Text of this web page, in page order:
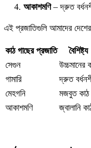
আকাশমণি– দ্রুত
এই প্রজাতিগুলি আমাদের
কাঠ গাছের প্রজাতি
বৈশিষ্ট্য
সেগুন
উচ্চমানের
গামারি
দ্রুত
মেহগনি
মজবুত কাঠ
আকাশমণি
জ্বালানি